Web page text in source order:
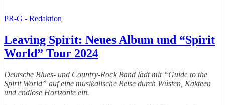
PR-G - Redaktion
Leaving Spirit: Neues Album und “Spirit
World” Tour 2024
Deutsche Blues- und Country-Rock Band lädt mit “Guide to the
Spirit World” auf eine musikalische Reise durch Wüsten, Kakteen
und endlose Horizonte ein.